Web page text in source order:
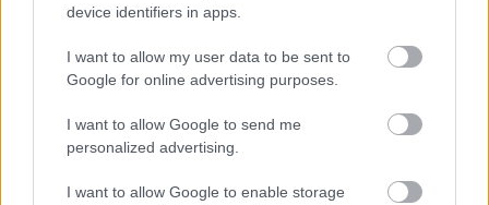
device identifiers in apps.
I want to allow my user data to be sent to
Google for online advertising purposes.
I want to allow Google to send me
personalized advertising.
I want to allow Google to enable storage